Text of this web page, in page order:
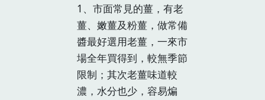
1、市面常見的薑，有老
薑、嫩薑及粉薑，做常備
醬最好選用老薑，一來市
場全年買得到，較無季節
限制；其次老薑味道較
濃，水分也少，容易煸